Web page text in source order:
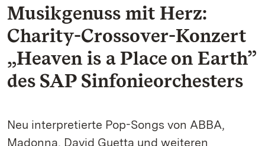
Musikgenuss mit Herz:
Charity-Crossover-Konzert
„Heaven is a Place on Earth”
des SAP Sinfonieorchesters
Neu interpretierte Pop-Songs von ABBA,
Madonna, David Guetta und weiteren